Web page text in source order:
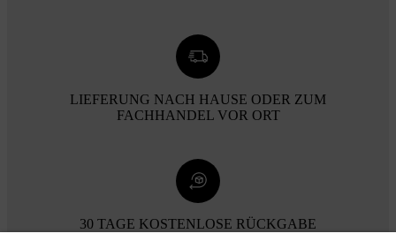
LIEFERUNG NACH HAUSE ODER ZUM
FACHHANDEL VOR ORT
30 TAGE KOSTENLOSE RÜCKGABE